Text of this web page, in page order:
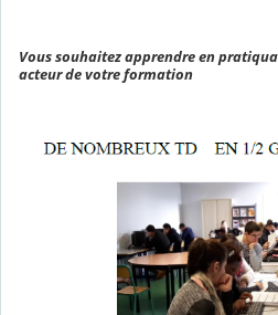
Vous souhaitez apprendre en
acteur de votre formation